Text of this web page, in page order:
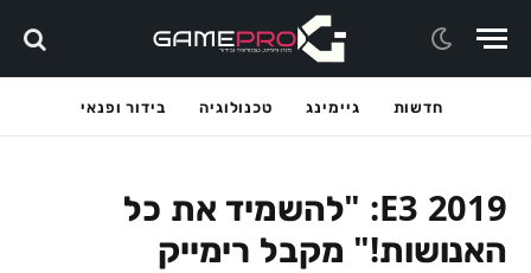
חדשות גיימינג טכנולוגיה בידור ופנאי
E3 2019: "להשמיד את כל
האנושות!" מקבל רימייק